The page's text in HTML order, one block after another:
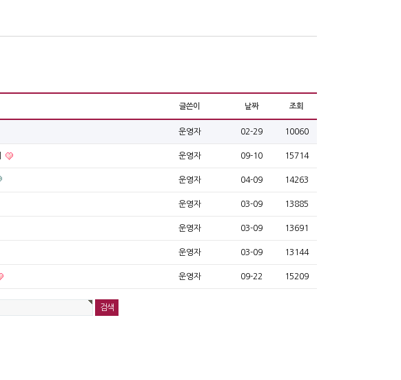
글쓴이 날짜 조회
운영자 02-29 10060
운영자 09-10 15714
운영자 04-09 14263
운영자 03-09 13885
운영자 03-09 13691
운영자 03-09 13144
운영자 09-22 15209